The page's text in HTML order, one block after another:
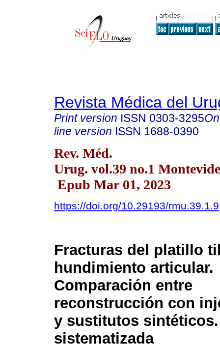
Revista Médica del
Print version ISSN 0303-3295
line version ISSN 1688-0390
Rev. Méd.
Urug. vol.39 no.1
Epub Mar 01, 2023
https://doi.org/10.29193/rmu.39.1.9
Fracturas del platillo
hundimiento articular.
Comparación entre
reconstrucción con
y sustitutos
sistematizada